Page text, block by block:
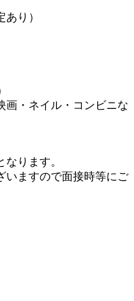
り）
・ネイル・コンビニな
ります。
いますので面接時等にご